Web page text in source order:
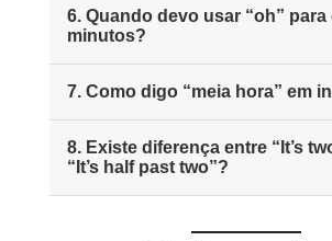
6. Quando devo usar “oh” para
minutos?
7. Como digo “meia hora” em
8. Existe diferença entre “It’s
“It’s half past two”?